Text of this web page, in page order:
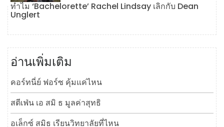
ทำไม ‘Bachelorette’ Rachel Lindsay เลิกกับ Dean
Unglert
อ่านเพิ่มเติม
คอร์ทนี่ย์ ฟอร์ซ คุ้มแค่ไหน
สตีเฟ่น เอ สมิ ธ มูลค่าสุทธิ
อเล็กซ์ สมิธ เรียนวิทยาลัยที่ไหน